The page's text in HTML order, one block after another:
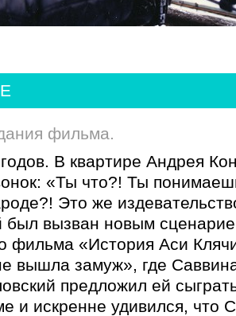
фильма.
В квартире Андрея
«Ты что?! Ты
Это же
был вызван новым
фильма «История Аси
вышла замуж», где
предложил ей
и искренне удивился, что